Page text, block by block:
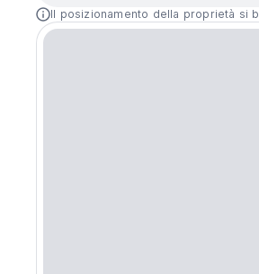
Il posizionamento della proprietà si